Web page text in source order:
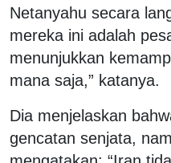
Netanyahu secara
mereka ini adalah
menunjukkan
mana saja,” katanya.
Dia menjelaskan
gencatan senjata,